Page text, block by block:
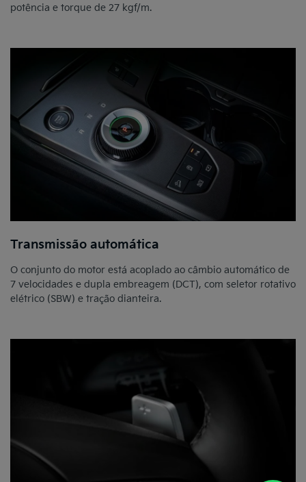
potência e torque de 27 kgf/m.
Transmissão automática
O conjunto do motor está acoplado ao câmbio automático de
7 velocidades e dupla embreagem (DCT), com seletor rotativo
elétrico (SBW) e tração dianteira.